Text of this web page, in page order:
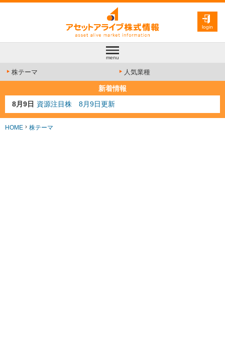
login
menu
株テーマ 人気業種
新着情報
8月9日 資源注目株 8月9日更新
8月4日 AI注目株 8月4日更新
8月3日 人気業種注目株 8月3日更新
HOME 株テーマ